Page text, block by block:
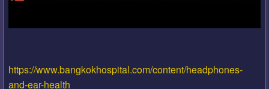
https://www.bangkokhospital.com/content/headphones-
and-ear-health